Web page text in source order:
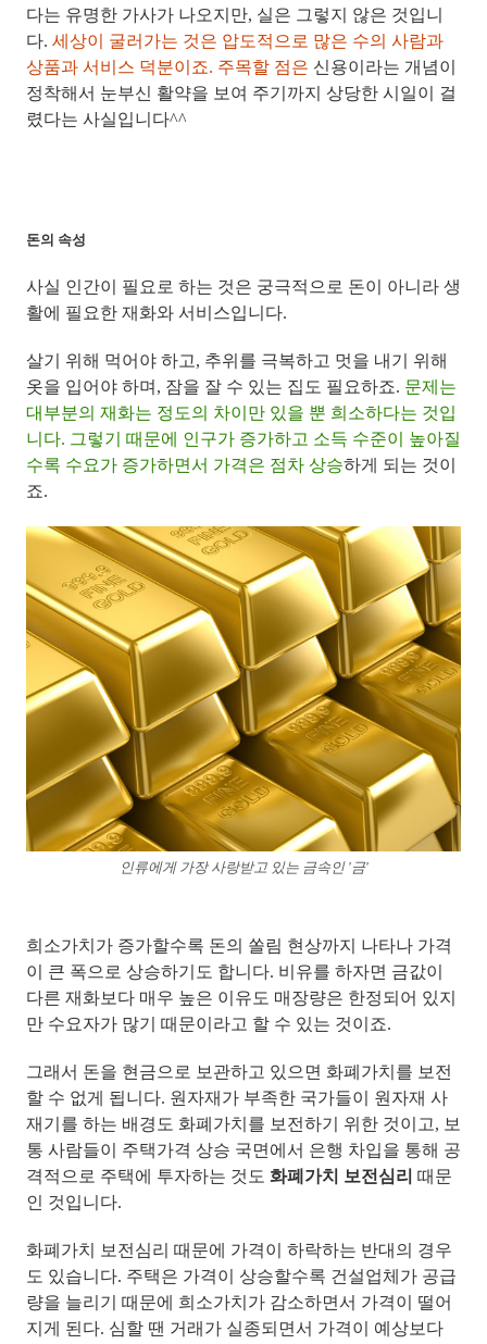
다는 유명한 가사가 나오지만, 실은 그렇지 않은 것입니
다. 세상이 굴러가는 것은 압도적으로 많은 수의 사람과
상품과 서비스 덕분이죠. 주목할 점은 신용이라는 개념이
정착해서 눈부신 활약을 보여 주기까지 상당한 시일이 걸
렸다는 사실입니다^^
돈의 속성
사실 인간이 필요로 하는 것은 궁극적으로 돈이 아니라 생
활에 필요한 재화와 서비스입니다.
살기 위해 먹어야 하고, 추위를 극복하고 멋을 내기 위해
옷을 입어야 하며, 잠을 잘 수 있는 집도 필요하죠. 문제는
대부분의 재화는 정도의 차이만 있을 뿐 희소하다는 것입
니다. 그렇기 때문에 인구가 증가하고 소득 수준이 높아질
수록 수요가 증가하면서 가격은 점차 상승하게 되는 것이
죠.
인류에게 가장 사랑받고 있는 금속인 '금'
희소가치가 증가할수록 돈의 쏠림 현상까지 나타나 가격
이 큰 폭으로 상승하기도 합니다. 비유를 하자면 금값이
다른 재화보다 매우 높은 이유도 매장량은 한정되어 있지
만 수요자가 많기 때문이라고 할 수 있는 것이죠.
그래서 돈을 현금으로 보관하고 있으면 화폐가치를 보전
할 수 없게 됩니다. 원자재가 부족한 국가들이 원자재 사
재기를 하는 배경도 화폐가치를 보전하기 위한 것이고, 보
통 사람들이 주택가격 상승 국면에서 은행 차입을 통해 공
격적으로 주택에 투자하는 것도 화폐가치 보전심리 때문
인 것입니다.
화폐가치 보전심리 때문에 가격이 하락하는 반대의 경우
도 있습니다. 주택은 가격이 상승할수록 건설업체가 공급
량을 늘리기 때문에 희소가치가 감소하면서 가격이 떨어
지게 된다. 심할 땐 거래가 실종되면서 가격이 예상보다